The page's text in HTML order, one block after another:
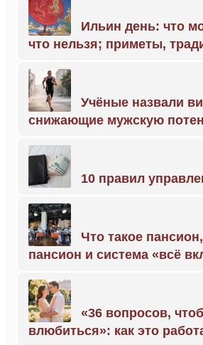
Ильин день: что
что нельзя; приметы,
Учёные назвали
снижающие мужскую
10 правил
Что такое
пансион и система «всё
«36 вопросов,
влюбиться»: как это